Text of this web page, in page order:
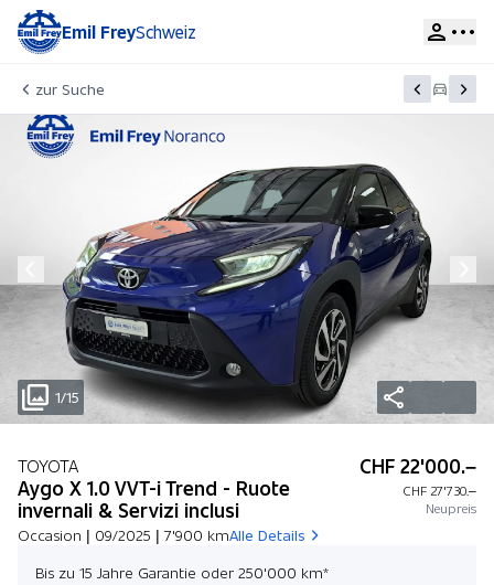
Emil FreySchweiz
zur Suche
1/15
TOYOTA
Aygo X 1.0 VVT-i Trend - Ruote
invernali & Servizi inclusi
Occasion | 09/2025 | 7'900 kmAlle Details
CHF 22'000.–
CHF 27'730.–
Neupreis
Bis zu 15 Jahre Garantie oder 250'000 km*